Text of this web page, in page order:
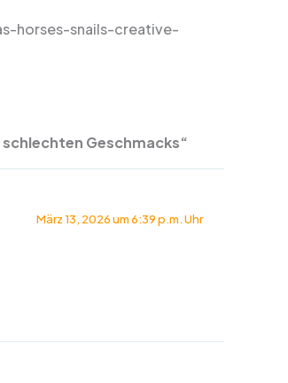
horses-snails-creative-
Geschmacks“
März 13, 2026 um 6:39 p.m. Uhr